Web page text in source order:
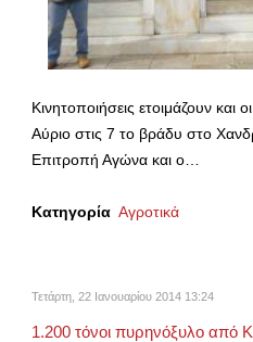
Κινητοποιήσεις ετοιμάζουν και
Αύριο στις 7 το βράδυ στο
Επιτροπή Αγώνα και ο…
Κατηγορία Αγροτικά
Τετάρτη, 22 Ιανουαρίου 2014 13:24
1.200 τόνοι πυρηνόξυλο από